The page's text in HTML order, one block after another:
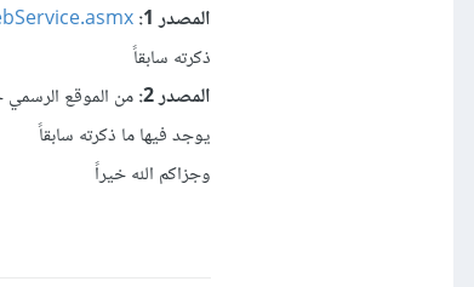
المصدر 1:
ذكرته سابقاً
المصدر 2:
يوجد فيها ما ذكرته سابقاً
وجزاكم الله خيراً